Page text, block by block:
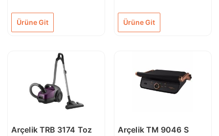
Ürüne Git Ürüne Git
Arçelik TRB 3174 Toz
Arçelik TM 9046 S